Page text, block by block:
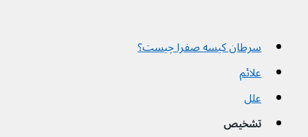
سرطان کیسه صفرا چیست؟
علائم
علل
تشخیص